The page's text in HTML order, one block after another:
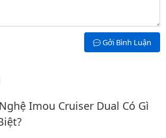
Gởi Bình Luận
Imou Cruiser Dual Có Gì